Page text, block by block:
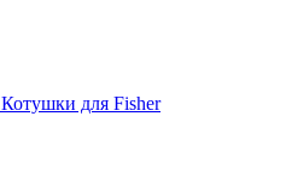
Котушки для Fisher